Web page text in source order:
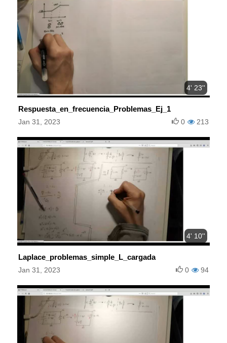
4' 23''
Respuesta_en_frecuencia_Problemas_Ej_1
Jan 31, 2023 213
0
4' 10''
Laplace_problemas_simple_L_cargada
Jan 31, 2023 94
0